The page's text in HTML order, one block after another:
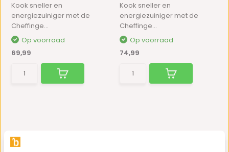
Kook sneller en
energiezuiniger met de
Cheffinge...
Op voorraad
69,99
Kook sneller en
energiezuiniger met de
Cheffinge...
Op voorraad
74,99